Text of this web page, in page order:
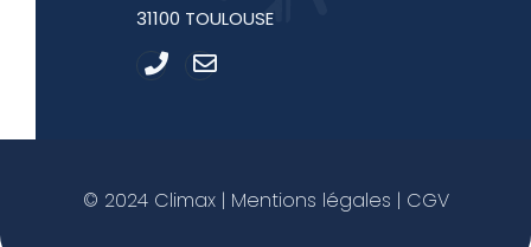
31100 TOULOUSE
© 2024 Climax | Mentions légales | CGV